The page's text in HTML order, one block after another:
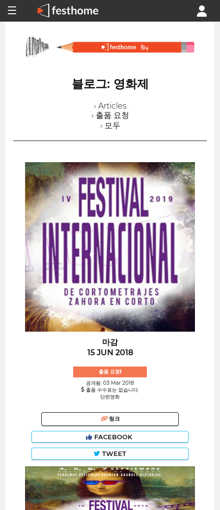
블로그: 영화제
› Articles
› 출품 요청
› 모두
마감
15 JUN 2018
출품 요청!
공개됨: 03 Mar 2018
출품 수수료는 없습니다.
단편영화
링크
FACEBOOK
TWEET